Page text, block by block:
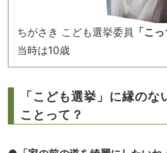
ちがさき こども選挙委員 「こ
当時は10歳
「こども選挙」に縁の
ことって？